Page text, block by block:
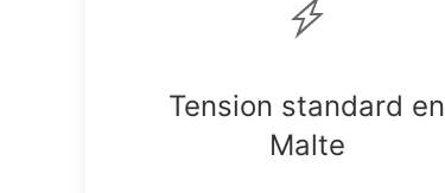
Tension standard en
Malte